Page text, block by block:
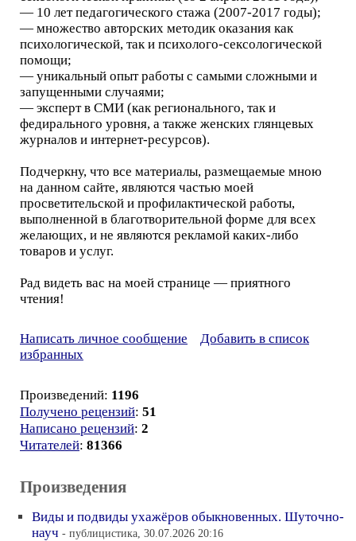
— 10 лет педагогического стажа (2007-2017 годы);
— множество авторских методик оказания как
психологической, так и психолого-сексологической
помощи;
— уникальный опыт работы с самыми сложными и
запущенными случаями;
— эксперт в СМИ (как регионального, так и
федирального уровня, а также женских глянцевых
журналов и интернет-ресурсов).
Подчеркну, что все материалы, размещаемые мною
на данном сайте, являются частью моей
просветительской и профилактической работы,
выполненной в благотворительной форме для всех
желающих, и не являются рекламой каких-либо
товаров и услуг.
Рад видеть вас на моей странице — приятного
чтения!
Написать личное сообщение
Добавить в список
избранных
Произведений: 1196
Получено рецензий: 51
Написано рецензий: 2
Читателей: 81366
Произведения
Виды и подвиды ухажёров обыкновенных. Шуточно-
науч - публицистика, 30.07.2026 20:16